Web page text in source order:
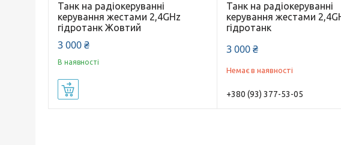
Танк на радіокеруванні
керування жестами 2,4GHz
гідротанк Жовтий
3 000 ₴
В наявності
Танк на радіокеруванні
керування жестами
гідротанк
3 000 ₴
Немає в наявності
+380 (93) 377-53-05